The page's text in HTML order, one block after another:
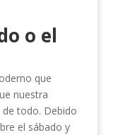
o el
que
nuestra
todo. Debido
el sábado y